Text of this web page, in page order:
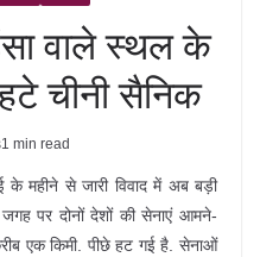
वाले स्थल के
चीनी सैनिक
1 min read
महीने से जारी विवाद में अब बड़ी
पर दोनों देशों की सेनाएं आमने-
एक किमी. पीछे हट गई है. सेनाओं